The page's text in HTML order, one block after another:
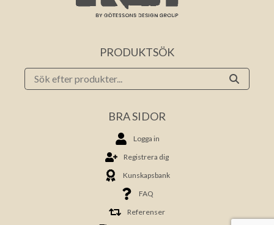
PRODUKTSÖK
BRA SIDOR
Logga in
Registrera dig
Kunskapsbank
FAQ
Referenser